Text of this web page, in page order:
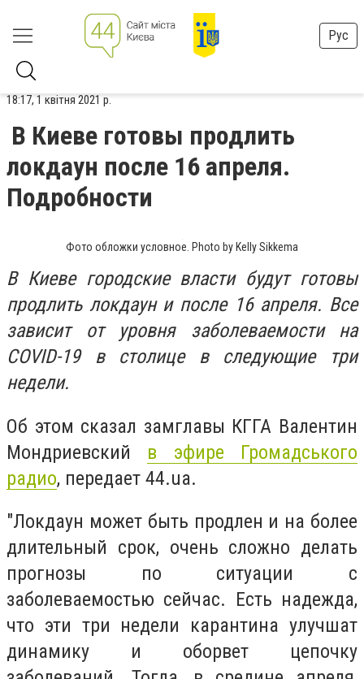
Рус
18:17, 1 квітня 2021 р.
В Киеве готовы продлить
локдаун после 16 апреля.
Подробности
Фото обложки условное. Photo by Kelly Sikkema
В Киеве городские власти будут готовы
продлить локдаун и после 16 апреля. Все
зависит от уровня заболеваемости на
COVID-19 в столице в следующие три
недели.
Об этом сказал замглавы КГГА Валентин
Мондриевский в эфире Громадського
радио, передает 44.ua.
"Локдаун может быть продлен и на более
длительный срок, очень сложно делать
прогнозы по ситуации с
заболеваемостью сейчас. Есть надежда,
что эти три недели карантина улучшат
динамику и оборвет цепочку